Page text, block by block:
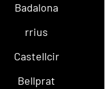
Badalona
rrius
Castellcir
Bellprat